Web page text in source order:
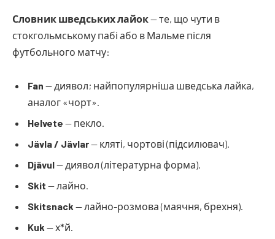
Словник шведських лайок— те, що чути в
стокгольмському пабі або в Мальме після
футбольного матчу:
Fan — диявол; найпопулярніша шведська лайка,
аналог «чорт».
Helvete — пекло.
Jävla / Jävlar— кляті, чортові (підсилювач).
Djävul— диявол (літературна форма).
Skit — лайно.
Skitsnack — лайно-розмова (маячня, брехня).
Kuk — х*й.